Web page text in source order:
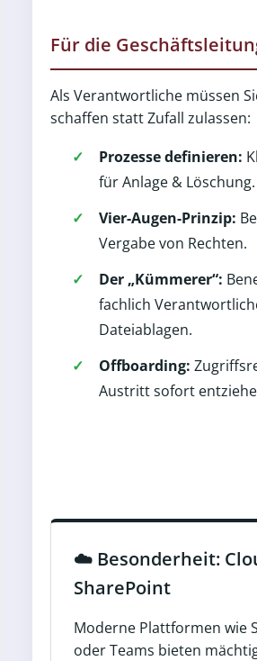
Für die
Als Verantwortliche müssen
schaffen statt Zufall zulassen:
Prozesse definieren:
für Anlage & Löschung.
Vier-Augen-Prinzip:
Vergabe von Rechten.
Der „Kümmerer“:
fachlich
Dateiablagen.
Offboarding:
Austritt sofort
☁️ Besonderheit:
SharePoint
Moderne Plattformen wie
oder Teams bieten